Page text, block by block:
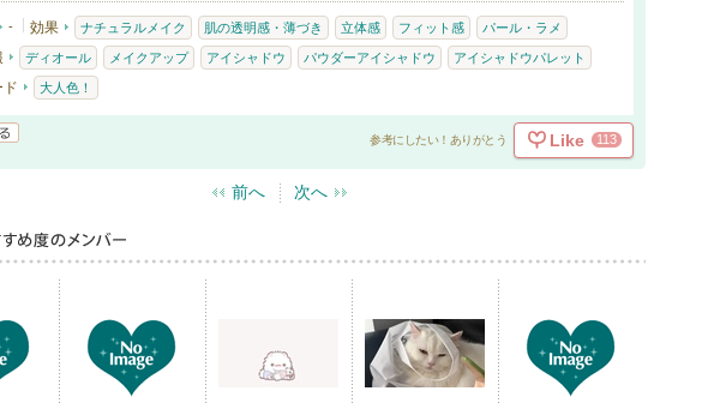
- 効果 ナチュラルメイク 肌の透明感・薄づき 立体感 フィット感 パール・ラメ
ディオール メイクアップ アイシャドウ パウダーアイシャドウ アイシャドウパレット
ド 大人色！
参考にしたい！ありがとう Like 113
前へ 次へ